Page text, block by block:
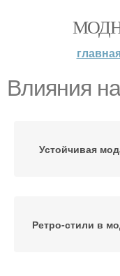
Влияния
Устойчивая
Ретро-стили в